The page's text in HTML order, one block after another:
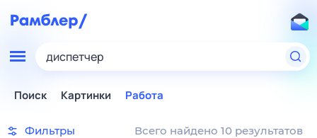
диспетчер
Поиск Картинки Работа
Фильтры Всего найдено 10 результатов